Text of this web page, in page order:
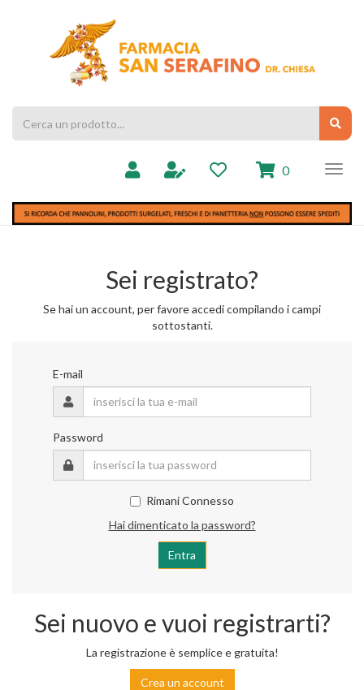
Prodotto
0 prodotti
inseriti
Sei registrato?
Se hai un account, per favore accedi compilando i campi
sottostanti.
E-mail
Password
Rimani Connesso
Hai dimenticato la password?
Sei nuovo e vuoi registrarti?
La registrazione è semplice e gratuita!
Crea un account